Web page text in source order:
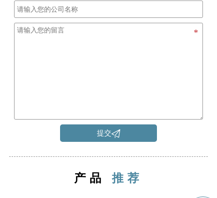
提交
产品 推荐